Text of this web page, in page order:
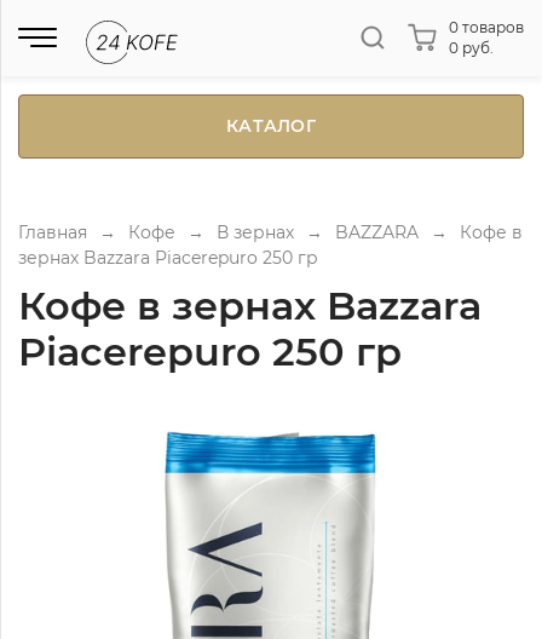
0 товаров
0 руб.
КАТАЛОГ
Главная → Кофе → В зернах → BAZZARA →
Кофе в
зернах Bazzara Piacerepuro 250 гр
Кофе в зернах Bazzara
Piacerepuro 250 гр